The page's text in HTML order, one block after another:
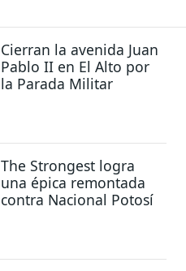
Cierran la avenida Juan
Pablo II en El Alto por
la Parada Militar
The Strongest logra
una épica remontada
contra Nacional Potosí